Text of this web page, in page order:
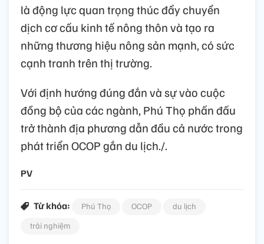
là động lực quan trọng thúc đẩy chuyển
dịch cơ cấu kinh tế nông thôn và tạo ra
những thương hiệu nông sản mạnh, có sức
cạnh tranh trên thị trường.
Với định hướng đúng đắn và sự vào cuộc
đồng bộ của các ngành, Phú Thọ phấn đấu
trở thành địa phương dẫn đầu cả nước trong
phát triển OCOP gắn du lịch./.
PV
Từ khóa: Phú Thọ OCOP
du lịch
trải nghiệm